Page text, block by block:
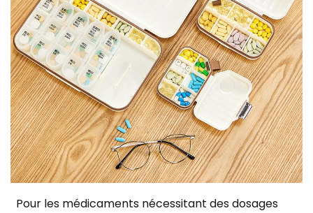
Pour les médicaments nécessitant des dosages